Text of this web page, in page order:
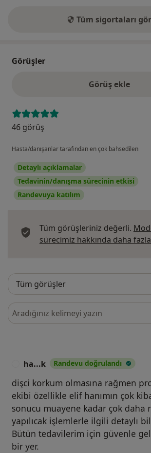
Tüm sigortaları gör
Görüşler
Görüş ekle
46 görüş
Hasta/danışanlar tarafından en çok bahsedilen
Detaylı açıklamalar
Tedavinin/danışma sürecinin etkisi
Randevuya katılım
Tüm görüşleriniz değerli.
sürecimiz hakkında daha
Görüşler içerisinde ara
ha...k Randevu doğrulandı
dişci korkum olmasına rağmen
ekibi özellikle elif hanımın çok
sonucu muayene kadar çok daha
yapılıcak işlemlerle ilgili detaylı
Bütün tedavilerim için güvenle
bir yer.